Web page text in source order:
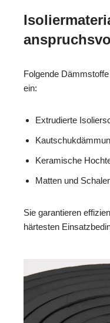
Folgende
ein:
Extrudierte
Keramische
Matten und
Sie garantieren
härtesten